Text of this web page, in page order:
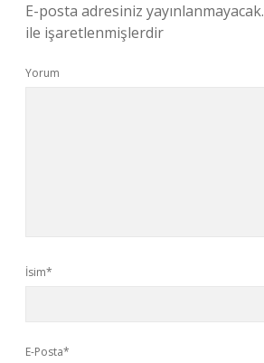
E-posta adresiniz yayınlanmayacak.
ile işaretlenmişlerdir
Yorum
İsim*
E-Posta*